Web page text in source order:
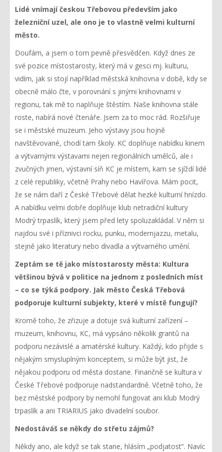
Lidé vnímají českou Třebovou především jako
železniční uzel, ale ono je to vlastně velmi kulturní
město.
Doufám, a jsem o tom pevně přesvědčen. Když dnes ze
své pozice místostarosty, který má v gesci mj. kulturu,
vidím, jak si stojí například městská knihovna v době, kdy se
obecně málo čte, v porovnání s jinými knihovnami v
regionu, tak mě to naplňuje štěstím. Naše knihovna stále
roste, nabírá nové čtenáře. Jsem za to moc rád. Rozšiřuje
se i městské muzeum. Jeho výstavy jsou hojně
navštěvované, chodí tam školy. KC doplňuje nabídku kinem
a výtvarnými výstavami nejen regionálních umělců, ale i
zvučných jmen, výstavní síň KC je místem, kam se sjíždí lidé
z celé republiky, včetně Prahy nebo Havířova. Mám pocit,
že se nám daří z České Třebové dělat hezké kulturní hnízdo.
A nabídku velmi dobře doplňuje klub netradiční kultury
Modrý trpaslík, který jsem před lety spoluzakládal. V něm si
najdou své i příznivci rocku, punku, modernjazzu, metalu,
stejně jako literatury nebo divadla a výtvarného umění.
Zeptám se tě jako místostarosty města: Kultura
většinou bývá v politice na jednom z posledních míst
– co se týká podpory. Jak město Česká Třebová
podporuje kulturní subjekty, které v místě fungují?
Kromě toho, že zřizuje a dotuje svá kulturní zařízení –
muzeum, knihovnu, KC, má vypsáno několik grantů na
podporu nezávislé a amatérské kultury. Každý, kdo přijde s
nějakým smysluplným konceptem, si může být jist, že
nějakou podporu od města dostane. Finančně se kultura v
České Třebové podporuje nadstandardně. Včetně toho, že
bez městské podpory by nemohl fungovat ani klub Modrý
trpaslík a ani TRIARIUS jako divadelní soubor.
Nedostáváš se někdy do střetu zájmů?
Někdy ano, ale když se tak stane, hlásím „podjatost“. Navíc